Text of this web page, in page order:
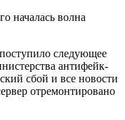
началась волна
следующее
антифейк-
сбой и все новости
отремонтировано